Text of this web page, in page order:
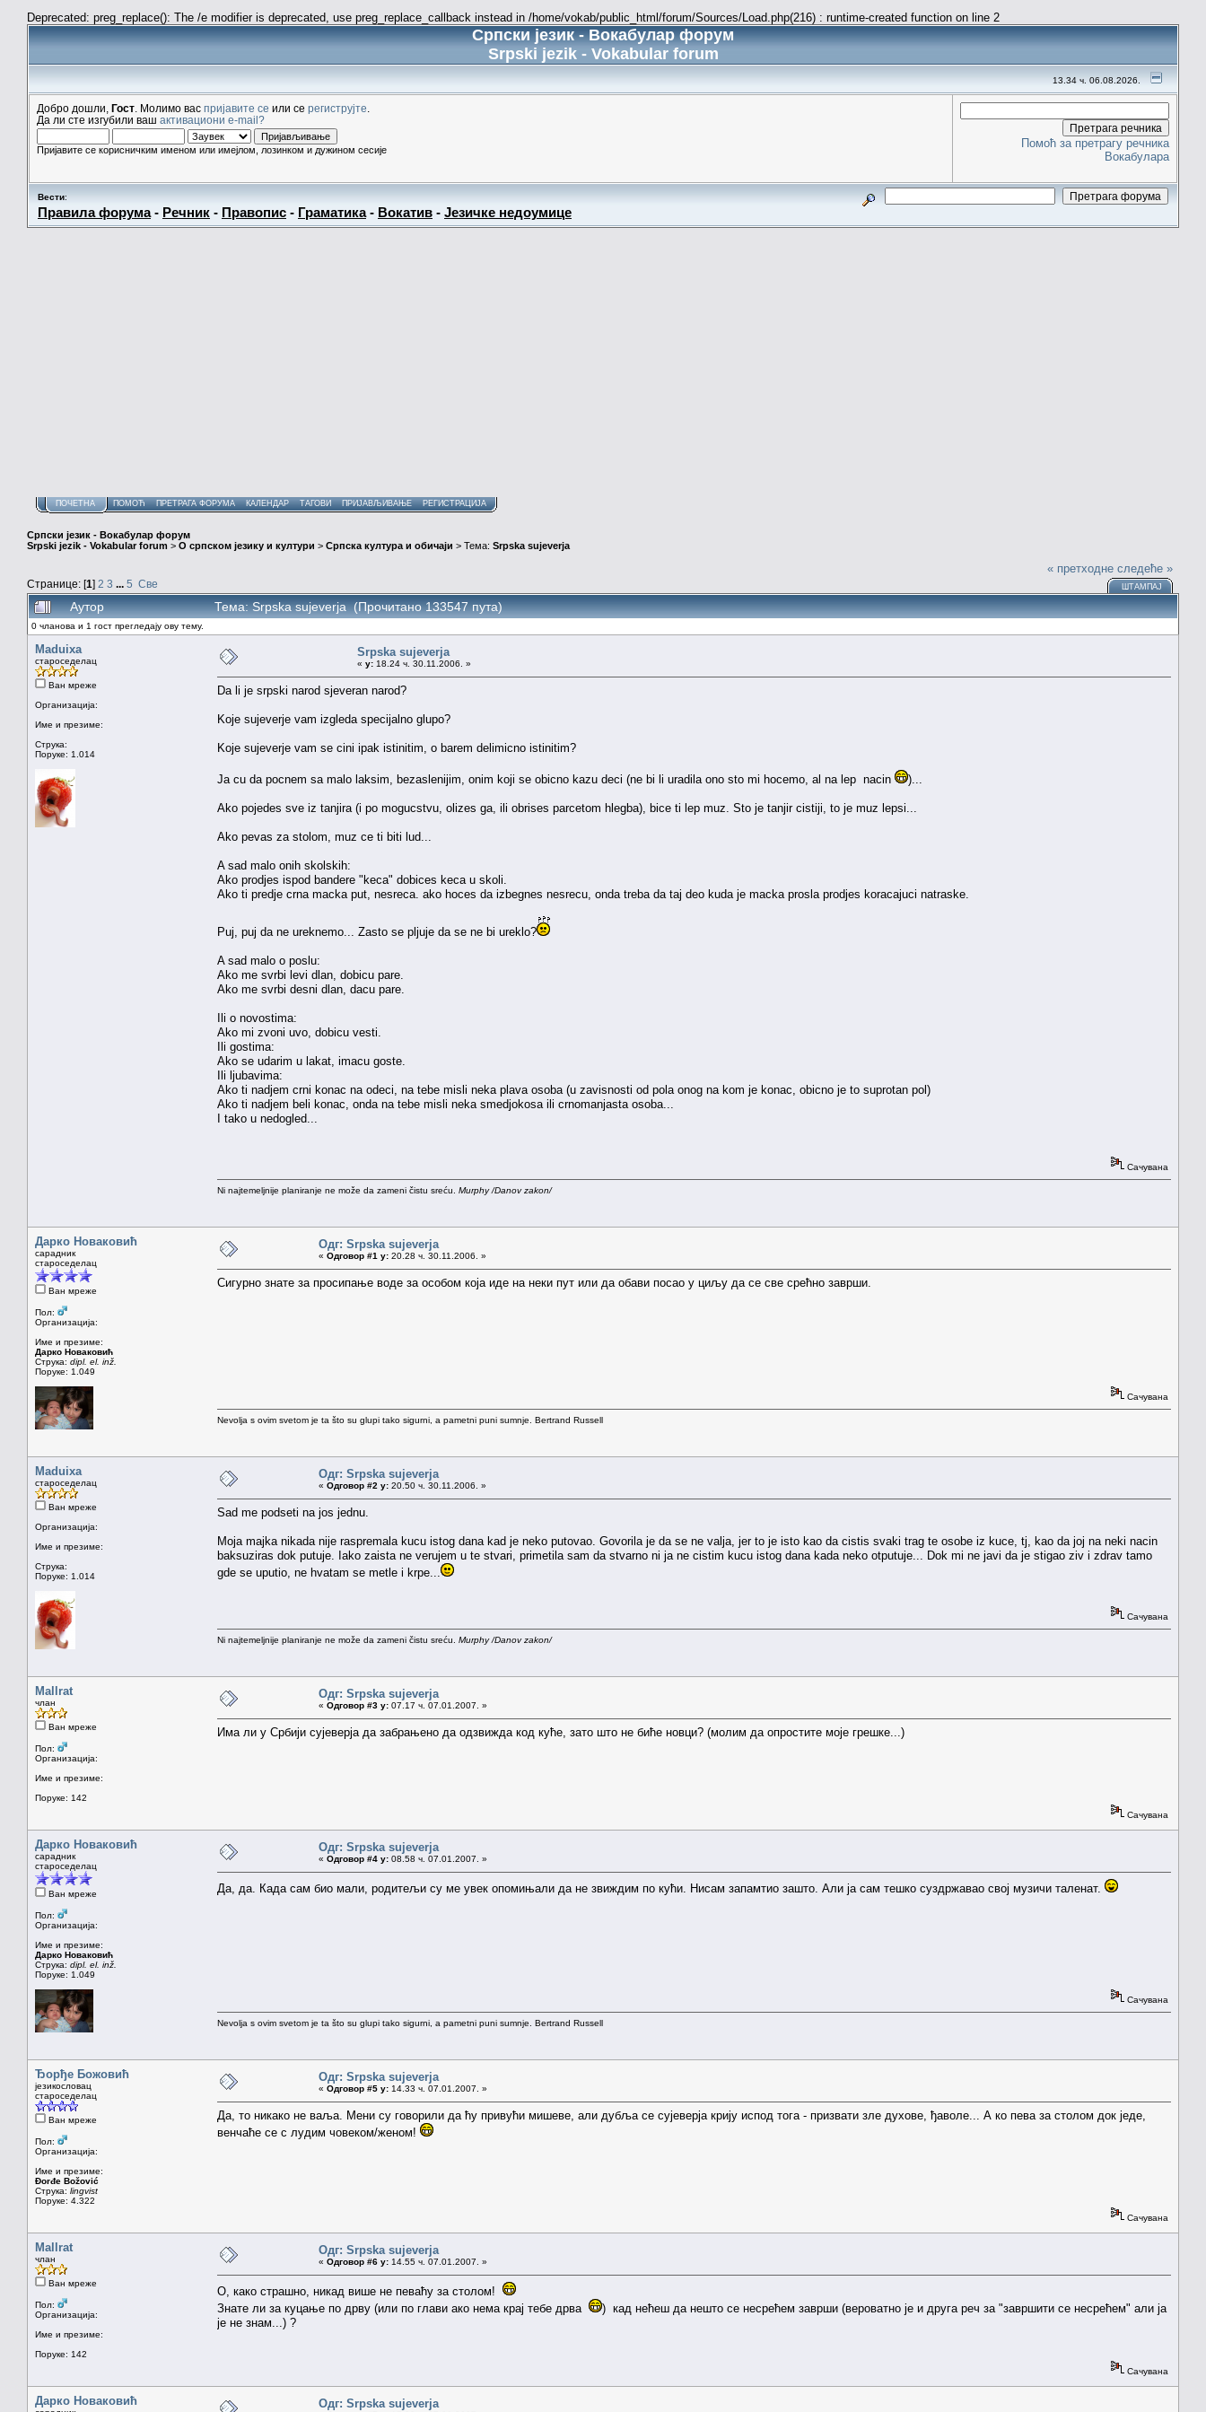
Deprecated: preg_replace(): The /e modifier is deprecated, use preg_replace_callback instead in /home/vokab/public_html/forum/Sources/Load.php(216) : runtime-created function on line 2
Српски језик - Вокабулар форум
Srpski jezik - Vokabular forum
13.34 ч. 06.08.2026.
Добро дошли, Гост . Молимо вас пријавите се или се региструјте
Да ли сте изгубили ваш активациони e-mail?
Пријавите се корисничким именом или имејлом, лозинком и дужином сесије
Помоћ за претрагу речника
Вокабулара
Вести:
Правила форума- Речник - Правопис - Граматика- Вокатив - Језичке недоумице
ПОЧЕТНА ПОМОЋ ПРЕТРАГА ФОРУМА КАЛЕНДАР ТАГОВИ ПРИЈАВЉИВАЊЕ РЕГИСТРАЦИЈА
Српски језик - Вокабулар форум
Srpski jezik - Vokabular forum > О српском језику и култури > Српска култура и обичаји > Тема: Srpska sujeverja
Странице: [1] 2 3 ... 5 Све
« претходне следеће »
ШТАМПАЈ
Аутор Тема: Srpska sujeverja (Прочитано 133547 пута)
0 чланова и 1 гост прегледају ову тему.
Maduixa
староседелац
Ван мреже
Организација:
Име и презиме:
Струка:
Поруке: 1.014
Srpska sujeverja
« у: 18.24 ч. 30.11.2006. »
Da li je srpski narod sjeveran narod?
Koje sujeverje vam izgleda specijalno glupo?
Koje sujeverje vam se cini ipak istinitim, o barem delimicno istinitim?
Ja cu da pocnem sa malo laksim, bezaslenijim, onim koji se obicno kazu deci (ne bi li uradila ono sto mi hocemo, al na lep nacin )...
Ako pojedes sve iz tanjira (i po mogucstvu, olizes ga, ili obrises parcetom hlegba), bice ti lep muz. Sto je tanjir cistiji, to je muz lepsi...
Ako pevas za stolom, muz ce ti biti lud...
A sad malo onih skolskih:
Ako prodjes ispod bandere "keca" dobices keca u skoli.
Ako ti predje crna macka put, nesreca. ako hoces da izbegnes nesrecu, onda treba da taj deo kuda je macka prosla prodjes koracajuci natraske.
Puj, puj da ne ureknemo... Zasto se pljuje da se ne bi ureklo?
A sad malo o poslu:
Ako me svrbi levi dlan, dobicu pare.
Ako me svrbi desni dlan, dacu pare.
Ili o novostima:
Ako mi zvoni uvo, dobicu vesti.
Ili gostima:
Ako se udarim u lakat, imacu goste.
Ili ljubavima:
Ako ti nadjem crni konac na odeci, na tebe misli neka plava osoba (u zavisnosti od pola onog na kom je konac, obicno je to suprotan pol)
Ako ti nadjem beli konac, onda na tebe misli neka smedjokosa ili crnomanjasta osoba...
I tako u nedogled...
Сачувана
Ni najtemeljnije planiranje ne može da zameni čistu sreću. Murphy /Danov zakon/
Дарко Новаковић
сарадник
староседелац
Ван мреже
Пол:
Организација:
Име и презиме:
Дарко Новаковић
Струка: dipl. el. inž.
Поруке: 1.049
Одг: Srpska sujeverja
« Одговор #1 у: 20.28 ч. 30.11.2006. »
Сигурно знате за просипање воде за особом која иде на неки пут или да обави посао у циљу да се све срећно заврши.
Сачувана
Nevolja s ovim svetom je ta što su glupi tako sigurni, a pametni puni sumnje. Bertrand Russell
Maduixa
староседелац
Ван мреже
Организација:
Име и презиме:
Струка:
Поруке: 1.014
Одг: Srpska sujeverja
« Одговор #2 у: 20.50 ч. 30.11.2006. »
Sad me podseti na jos jednu.
Moja majka nikada nije raspremala kucu istog dana kad je neko putovao. Govorila je da se ne valja, jer to je isto kao da cistis svaki trag te osobe iz kuce, tj, kao da joj na neki nacin
baksuziras dok putuje. Iako zaista ne verujem u te stvari, primetila sam da stvarno ni ja ne cistim kucu istog dana kada neko otputuje... Dok mi ne javi da je stigao ziv i zdrav tamo
gde se uputio, ne hvatam se metle i krpe...
Сачувана
Ni najtemeljnije planiranje ne može da zameni čistu sreću. Murphy /Danov zakon/
Mallrat
члан
Ван мреже
Пол:
Организација:
Име и презиме:
Поруке: 142
Одг: Srpska sujeverja
« Одговор #3 у: 07.17 ч. 07.01.2007. »
Има ли у Србији сујеверја да забрањено да одзвижда код куће, зато што не биће новци? (молим да опростите моје грешке...)
Сачувана
Дарко Новаковић
сарадник
староседелац
Ван мреже
Пол:
Организација:
Име и презиме:
Дарко Новаковић
Струка: dipl. el. inž.
Поруке: 1.049
Одг: Srpska sujeverja
« Одговор #4 у: 08.58 ч. 07.01.2007. »
Да, да. Када сам био мали, родитељи су ме увек опомињали да не звиждим по кући. Нисам запамтио зашто. Али ја сам тешко суздржавао свој музичи таленат.
Сачувана
Nevolja s ovim svetom je ta što su glupi tako sigurni, a pametni puni sumnje. Bertrand Russell
Ђорђе Божовић
језикословац
староседелац
Ван мреже
Пол:
Организација:
Име и презиме:
Đorđe Božović
Струка: lingvist
Поруке: 4.322
Одг: Srpska sujeverja
« Одговор #5 у: 14.33 ч. 07.01.2007. »
Да, то никако не ваља. Мени су говорили да ћу привући мишеве, али дубља се сујеверја крију испод тога - призвати зле духове, ђаволе... А ко пева за столом док једе,
венчаће се с лудим човеком/женом!
Сачувана
Mallrat
члан
Ван мреже
Пол:
Организација:
Име и презиме:
Поруке: 142
Одг: Srpska sujeverja
« Одговор #6 у: 14.55 ч. 07.01.2007. »
О, како страшно, никад више не певаћу за столом!
Знате ли за куцање по дрву (или по глави ако нема крај тебе дрва
) кад нећеш да нешто се несрећем заврши (вероватно је и друга реч за "завршити се несрећем" али ја
је не знам...) ?
Сачувана
Дарко Новаковић Одг: Srpska sujeverja